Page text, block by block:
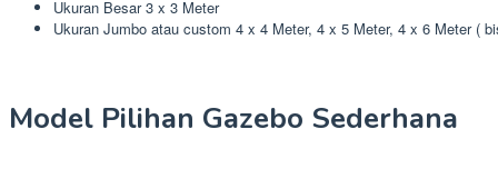
Ukuran Besar 3 x 3 Meter
Ukuran Jumbo atau custom 4 x 4 Meter, 4 x 5 Meter, 4 x 6 Meter (
Model Pilihan Gazebo Sederhana